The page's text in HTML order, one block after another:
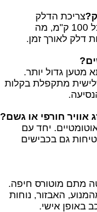
צריכת הדלק
ק"מ, מה
דלק לאורך זמן.
מטען גדול יותר.
מתקפלת בקלות
אוויר חורפי או גשם?
יחד עם
גם בכבישים
מתם מוטורס חיפה.
האבזור, נוחות
באופן אישי.